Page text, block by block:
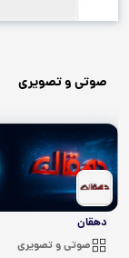
صوتی و تصویری
دهقان
صوتی و تصویری